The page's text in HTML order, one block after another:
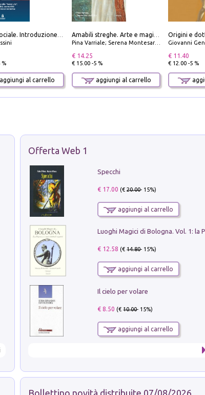
Destra sociale. Introduzione alla «terza via», tra identità, comunità e alternativa al sistema
%
al carrello
Amabili streghe. Arte e magie di Leonora Carrington e Remedios Varo
Pina Varriale; Serena Montesarchio
€ 14.25
€ 15.00 -5 %
aggiungi al carrello
Origini e
Giovanni
€ 11.40
€ 12.00 -5 %
Offerta Web 1
Specchi
€ 17.00 (€20.00- 15%)
aggiungi al carrello
€ 12.58 (€14.80- 15%)
aggiungi al carrello
Il cielo per volare
€ 8.50 (€10.00- 15%)
aggiungi al carrello